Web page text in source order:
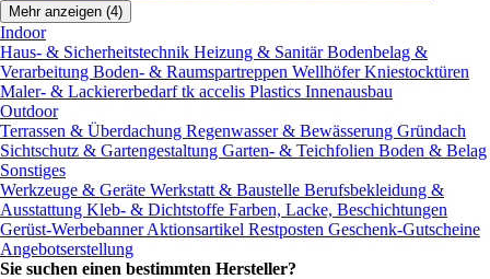
Mehr anzeigen (4)
Indoor
Haus- & Sicherheitstechnik Heizung & SanitärBodenbelag &
Verarbeitung Boden- & Raumspartreppen Wellhöfer Kniestocktüren
Maler- & Lackiererbedarftk accelis Plastics Innenausbau
Outdoor
Terrassen & Überdachung Regenwasser & Bewässerung Gründach
Sichtschutz & Gartengestaltung Garten- & Teichfolien Boden & Belag
Sonstiges
Werkzeuge & Geräte Werkstatt & Baustelle Berufsbekleidung &
Ausstattung Kleb- & Dichtstoffe Farben, Lacke, Beschichtungen
Gerüst-WerbebannerAktionsartikel Restposten Geschenk-Gutscheine
Angebotserstellung
Sie suchen einen bestimmten Hersteller?